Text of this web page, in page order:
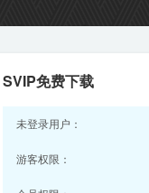
SVIP免费下载
未登录用户：
游客权限：